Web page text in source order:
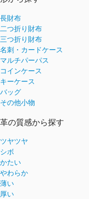
長財布
二つ折り財布
三つ折り財布
名刺・カードケース
マルチパーパス
コインケース
キーケース
バッグ
その他小物
革の質感から探す
ツヤツヤ
シボ
かたい
やわらか
薄い
厚い